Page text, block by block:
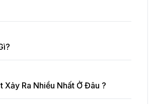
Xảy Ra Nhiều Nhất Ở Đâu ?